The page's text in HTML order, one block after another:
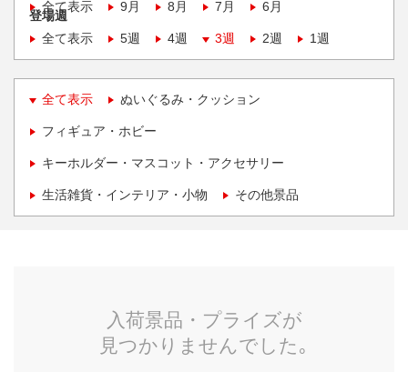
全て表示
9月 8月 7月 6月
登場週
全て表示
5週 4週 3週 2週 1週
全て表示 ぬいぐるみ・クッション
フィギュア・ホビー
キーホルダー・マスコット・アクセサリー
生活雑貨・インテリア・小物 その他景品